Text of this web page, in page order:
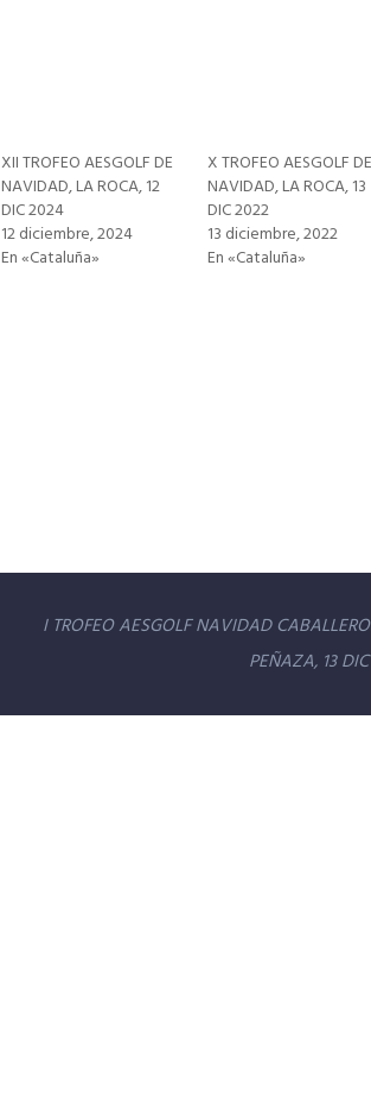
XII TROFEO AESGOLF DE
NAVIDAD, LA ROCA, 12
DIC 2024
12 diciembre, 2024
En «Cataluña»
X TROFEO AESGOLF DE
NAVIDAD, LA ROCA, 13
DIC 2022
13 diciembre, 2022
En «Cataluña»
I TROFEO AESGOLF NAVIDAD
PEÑAZA, 13